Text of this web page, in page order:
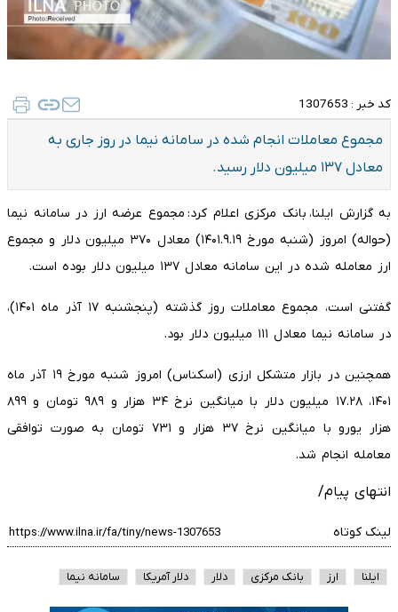
کد خبر : 1307653
مجموع معاملات انجام شده در سامانه نیما در روز جاری به
معادل ۱۳۷ میلیون دلار رسید.
به گزارش ایلنا، بانک مرکزی اعلام کرد: مجموع عرضه ارز در سامانه نیما
(حواله) امروز (شنبه مورخ ۱۴۰۱.۹.۱۹) معادل ۳۷۰ میلیون دلار و مجموع
ارز معامله شده در این سامانه معادل ۱۳۷ میلیون دلار بوده است.
گفتنی است، مجموع معاملات روز گذشته (پنجشنبه ۱۷ آذر ماه ۱۴۰۱)،
در سامانه نیما معادل ۱۱۱ میلیون دلار بود.
همچنین در بازار متشکل ارزی (اسکناس) امروز شنبه مورخ ۱۹ آذر ماه
۱۴۰۱، ۱۷.۲۸ میلیون دلار با میانگین نرخ ۳۴ هزار و ۹۸۹ تومان و ۸۹۹
هزار یورو با میانگین نرخ ۳۷ هزار و ۷۳۱ تومان به صورت توافقی
معامله انجام شد.
انتهای پیام/
لینک کوتاه
ایلنا ارز بانک مرکزی دلار دلار آمریکا سامانه نیما